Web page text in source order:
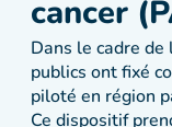
cancer
Dans le cadre
publics ont fixé
piloté en région
Ce dispositif